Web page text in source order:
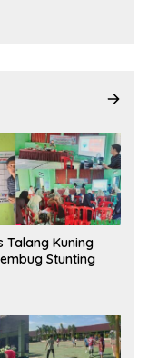
Talang Kuning
Stunting